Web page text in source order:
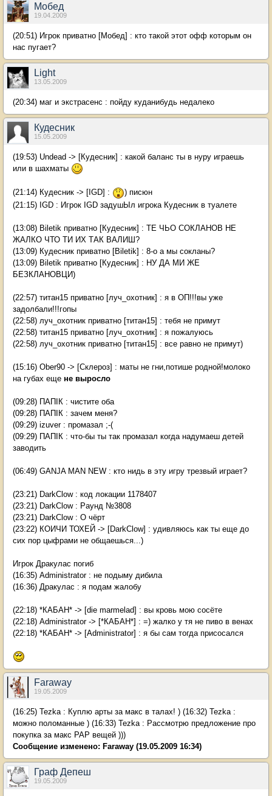
Мобед
19.04.2009
(20:51) Игрок приватно [Мобед] : кто такой этот офф которым он
нас пугает?
Light
13.05.2009
(20:34) маг и экстрасенс : пойду куданибудь недалеко
Кудесник
15.05.2009
(19:53) Undead -> [Кудесник] : какой баланс ты в нуру играешь
или в шахматы
(21:14) Кудесник -> [IGD] :
) писюн
(21:15) IGD : Игрок IGD задушЫл игрока Кудесник в туалете
(13:08) Biletik приватно [Кудесник] : ТЕ ЧЬО СОКЛАНОВ НЕ
ЖАЛКО ЧТО ТИ ИХ ТАК ВАЛИШ?
(13:09) Кудесник приватно [Biletik] : 8-o а мы сокланы?
(13:09) Biletik приватно [Кудесник] : НУ ДА МИ ЖЕ
БЕЗКЛАНОВЦИ)
(22:57) титан15 приватно [луч_охотник] : я в ОП!!!вы уже
задолбали!!!гопы
(22:58) луч_охотник приватно [титан15] : тебя не примут
(22:58) титан15 приватно [луч_охотник] : я пожалуюсь
(22:58) луч_охотник приватно [титан15] : все равно не примут)
(15:16) Ober90 -> [Склероз] : маты не гни,потише родной!молоко
на губах еще не выросло
(09:28) ПАПІК : чистите оба
(09:28) ПАПІК : зачем меня?
(09:29) izuver : промазал ;-(
(09:29) ПАПІК : что-бы ты так промазал когда надумаеш детей
заводить
(06:49) GANJA MAN NEW : кто нидь в эту игру трезвый играет?
(23:21) DarkClow : код локации 1178407
(23:21) DarkClow : Раунд №3808
(23:21) DarkClow : О чёрт
(23:22) КОИЧИ ТОХЕЙ -> [DarkClow] : удивляюсь как ты еще до
сих пор цыфрами не общаешься...)
Игрок Дракулас погиб
(16:35) Administrator : не подыму дибила
(16:36) Дракулас : я подам жалобу
(22:18) *КАБАН* -> [die marmelad] : вы кровь мою сосёте
(22:18) Administrator -> [*КАБАН*] : =) жалко у тя не пиво в венах
(22:18) *КАБАН* -> [Administrator] : я бы сам тогда присосался
Faraway
19.05.2009
(16:25) Tezka : Куплю арты за макс в талах! ) (16:32) Tezka :
можно поломанные ) (16:33) Tezka : Рассмотрю предложение про
покупка за макс РАР вещей )))
Сообщение изменено: Faraway (19.05.2009 16:34)
Граф Депеш
19.05.2009